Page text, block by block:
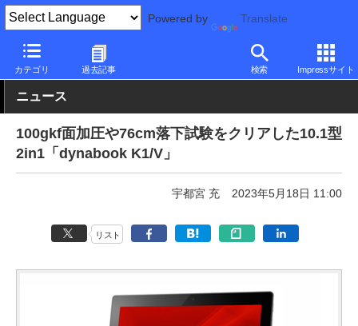
Powered by Translate
カテゴリ 過去記事 検索 Impressサイト
PC Watch パソコン/タブレット/スマートフォン dynabook
ニュース
100gkf面加圧や76cm落下試験をクリアした10.1型
2in1「dynabook K1/V」
宇都宮 充 2023年5月18日 11:00
リスト